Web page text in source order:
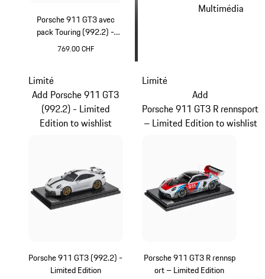
Porsche 911 GT3 avec
pack Touring (992.2) -
Limited Edition
769.00 CHF
Oak Green Metallic
Multimédia
Porsche 911 GT3 (992.2) -
Limited Edition
Limité
Add Porsche 911 GT3
(992.2) - Limited
Edition to wishlist
Porsche 911 GT3 R rennsp
ort – Limited Edition
Limité
Add
Porsche 911 GT3 R rennsport
– Limited Edition to wishlist